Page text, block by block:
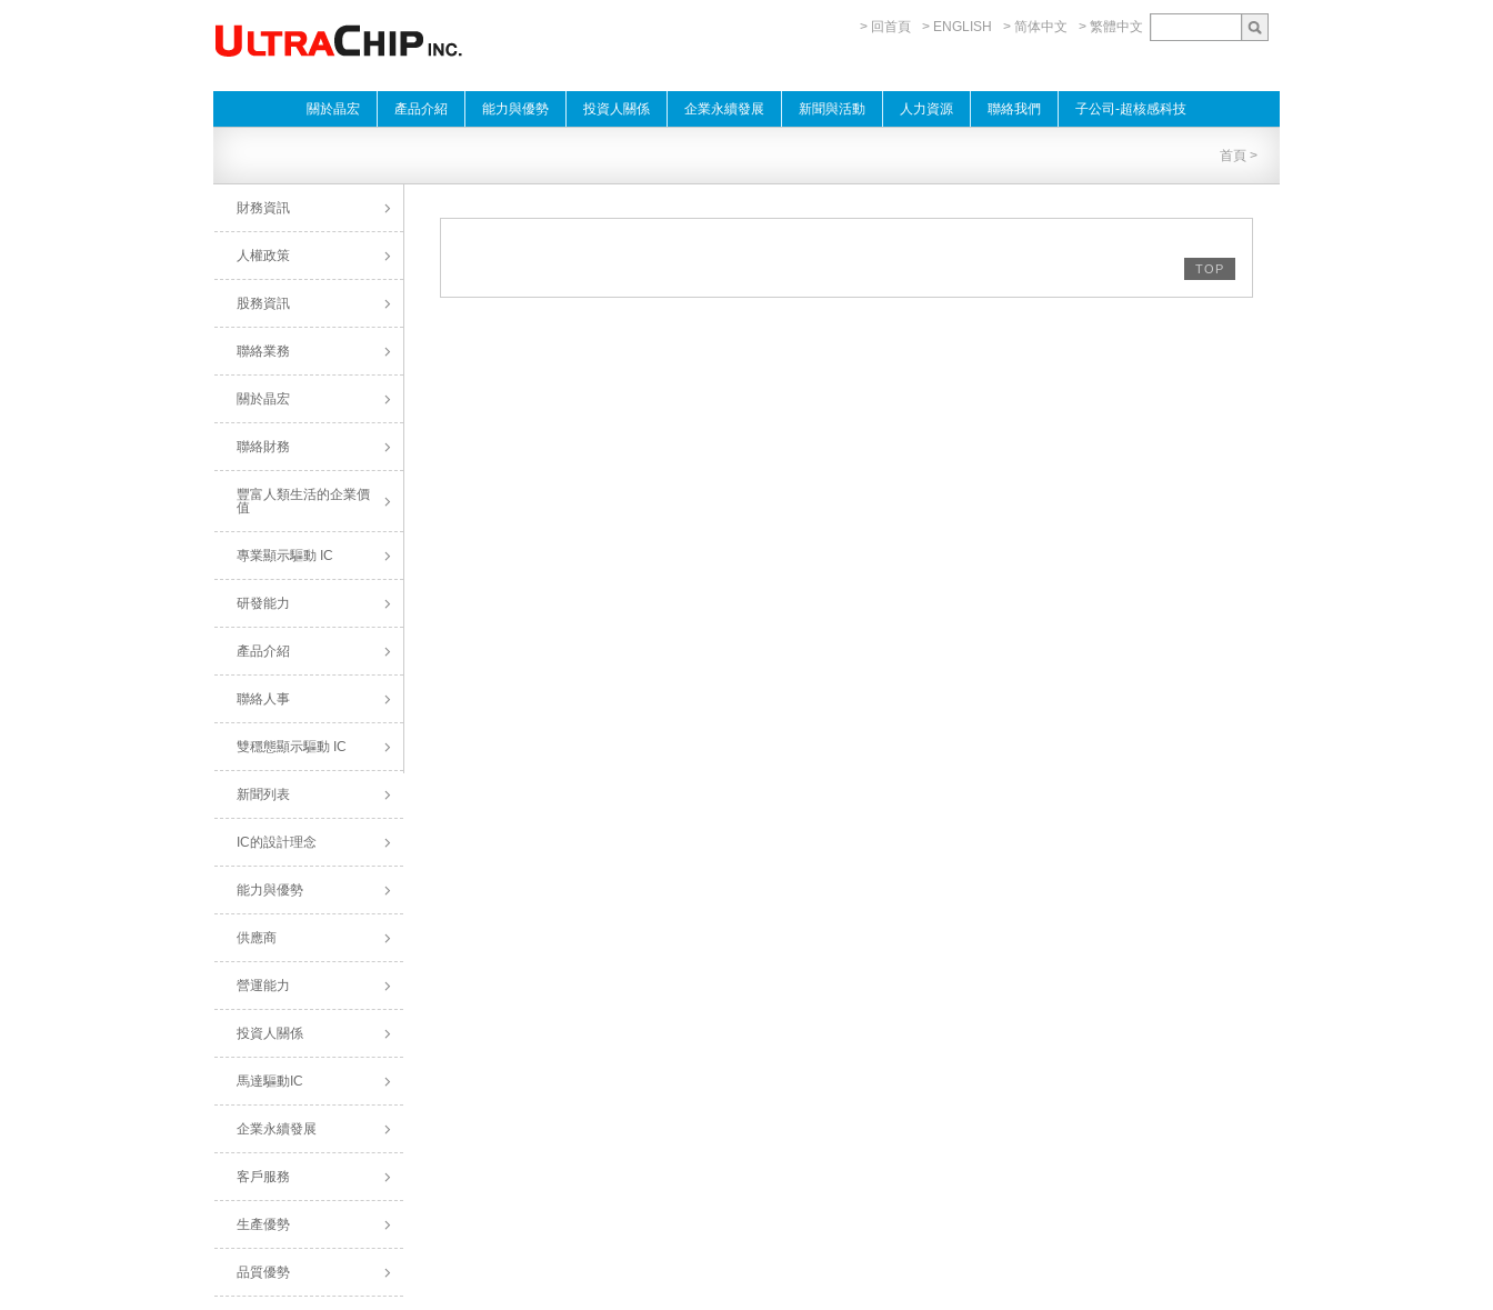
> 回首頁 > ENGLISH > 简体中文 > 繁體中文
關於晶宏 產品介紹 能力與優勢 投資人關係 企業永續發展 新聞與活動 人力資源 聯絡我們 子公司-超核感科技
首頁 >
財務資訊
人權政策
股務資訊
聯絡業務
關於晶宏
聯絡財務
豐富人類生活的企業價
值
專業顯示驅動 IC
研發能力
產品介紹
聯絡人事
雙穩態顯示驅動 IC
新聞列表
IC的設計理念
能力與優勢
供應商
營運能力
投資人關係
馬達驅動IC
企業永續發展
客戶服務
生產優勢
品質優勢
TOP